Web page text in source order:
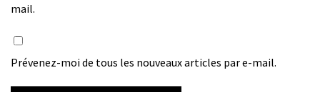
mail.
Prévenez-moi de tous les nouveaux articles par e-mail.